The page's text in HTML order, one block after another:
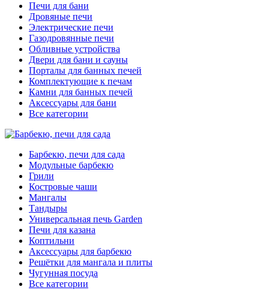
Печи для бани
Дровяные печи
Электрические печи
Газодровянные печи
Обливные устройства
Двери для бани и сауны
Порталы для банных печей
Комплектующие к печам
Камни для банных печей
Аксессуары для бани
Все категории
Барбекю, печи для сада
Модульные барбекю
Грили
Костровые чаши
Мангалы
Тандыры
Универсальная печь Garden
Печи для казана
Коптильни
Аксессуары для барбекю
Решётки для мангала и плиты
Чугунная посуда
Все категории